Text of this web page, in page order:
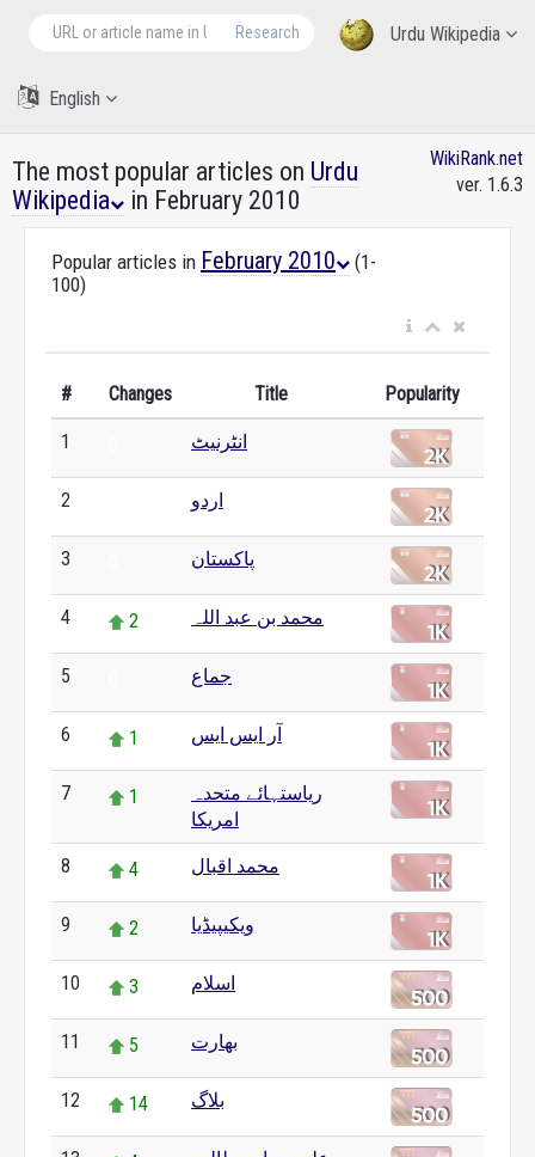
Urdu Wikipedia
Research
English
The most popular articles on Urdu
Wikipedia
in February 2010
WikiRank.net
ver. 1.6.3
Popular articles in February 2010
(1-
100)
# Changes Title Popularity
1 انٹرنیٹ
2 اردو
3 پاکستان
4 2 محمد بن عبد اللہ
5 جماع
6 1 آر ایس ایس
7 1
ریاستہائے متحدہ
امریکا
8 4 محمد اقبال
9 2 ویکیپیڈیا
10 3 اسلام
11 5 بھارت
12 14 بلاگ